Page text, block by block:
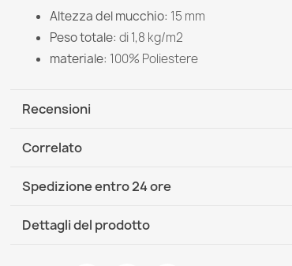
Altezza del mucchio: 15 mm
Peso totale: di1,8 kg/m2
materiale: 100% Poliestere
Recensioni
Correlato
Spedizione entro 24 ore
DHL / GLS International
Dettagli del prodotto